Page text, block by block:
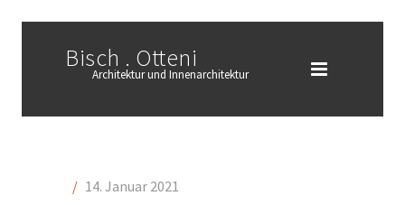
Bisch . Otteni
Architektur und Innenarchitektur
/ 14. Januar 2021